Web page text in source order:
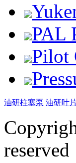
PAL
Pilot
油研柱塞泵 油研叶
reserved